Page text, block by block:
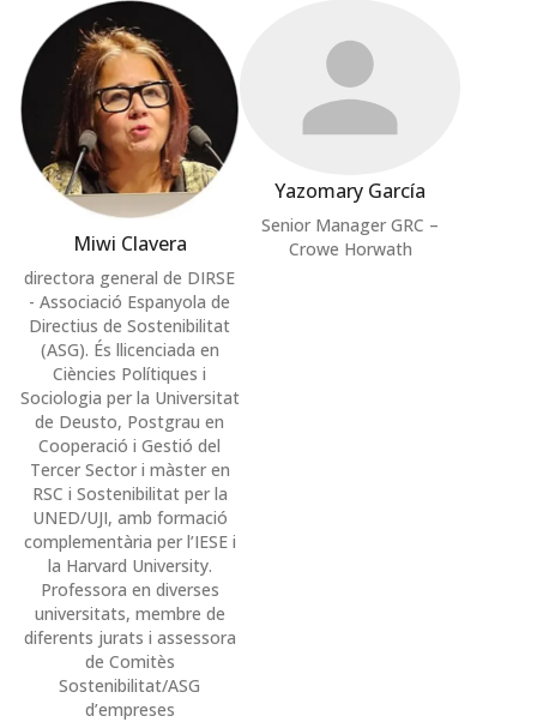
Miwi Clavera
directora general de DIRSE
- Associació Espanyola de
Directius de Sostenibilitat
(ASG). És llicenciada en
Ciències Polítiques i
Sociologia per la Universitat
de Deusto, Postgrau en
Cooperació i Gestió del
Tercer Sector i màster en
RSC i Sostenibilitat per la
UNED/UJI, amb formació
complementària per l’IESE i
la Harvard University.
Professora en diverses
universitats, membre de
diferents jurats i assessora
de Comitès
Sostenibilitat/ASG
d’empreses
Yazomary García
Senior Manager GRC –
Crowe Horwath